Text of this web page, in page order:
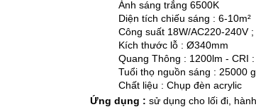
Ánh sáng trắng 6500K
Diện tích chiếu sáng : 6-10m²
Công suất 18W/AC220-240V
Kích thước lỗ : Ø340mm
Quang Thông : 1200lm - CRI
Tuổi thọ nguồn sáng : 25000
Chất liệu : Chụp đèn acrylic
Ứng dụng : sử dụng cho lối đi,